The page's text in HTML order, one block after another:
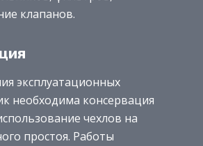
клапанов.
эксплуатационных
необходима консервация
чехлов на
простоя. Работы